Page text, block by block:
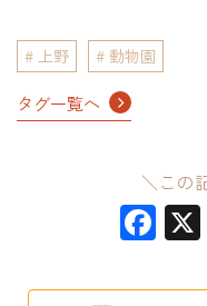
上野 動物園
タグ一覧へ
＼この